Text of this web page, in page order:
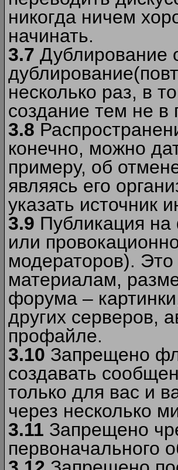
никогда ничем
начинать.
3.7 Дублирование
несколько раз, в
создание тем не в
3.8
конечно, можно
примеру, об
являясь его
указать источник
3.9 Публикация
или
модераторов). Это
материалам,
форума –
других серверов,
профайле.
3.10 Запрещено
создавать
только для вас и
через несколько
3.11 Запрещено
первоначального